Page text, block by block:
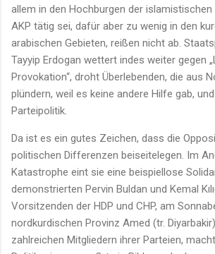
allem in den Hochburgen der islamistischen
AKP tätig sei, dafür aber zu wenig in den
arabischen Gebieten, reißen nicht ab.
Tayyip Erdogan wettert indes weiter gegen
Provokation“, droht Überlebenden, die aus
plündern, weil es keine andere Hilfe gab,
Parteipolitik.
Da ist es ein gutes Zeichen, dass die
politischen Differenzen beiseitelegen. Im
Katastrophe eint sie eine beispiellose
demonstrierten Pervin Buldan und Kemal
Vorsitzenden der HDP und CHP, am
nordkurdischen Provinz Amed (tr.
zahlreichen Mitgliedern ihrer Parteien,